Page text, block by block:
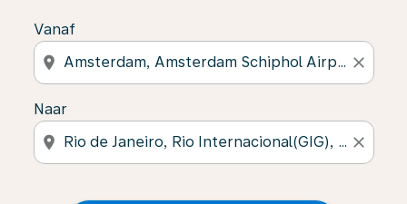
Vanaf
location_on close
Naar
location_on close